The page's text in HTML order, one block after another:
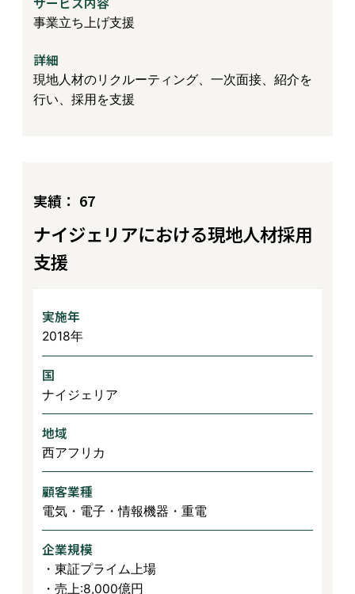
事業立ち上げ支援
詳細
現地人材のリクルーティング、一次面接、紹介を
行い、採用を支援
実績： 67
ナイジェリアにおける現地人材採用
支援
実施年
2018年
国
ナイジェリア
地域
西アフリカ
顧客業種
電気・電子・情報機器・重電
企業規模
・東証プライム上場
・売上:8,000億円